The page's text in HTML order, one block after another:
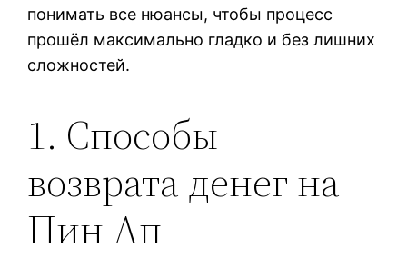
понимать все нюансы, чтобы процесс
прошёл максимально гладко и без лишних
сложностей.
1. Способы
возврата денег на
Пин Ап